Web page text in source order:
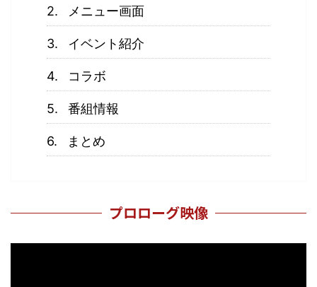
メニュー画面
イベント紹介
コラボ
番組情報
まとめ
プロローグ映像